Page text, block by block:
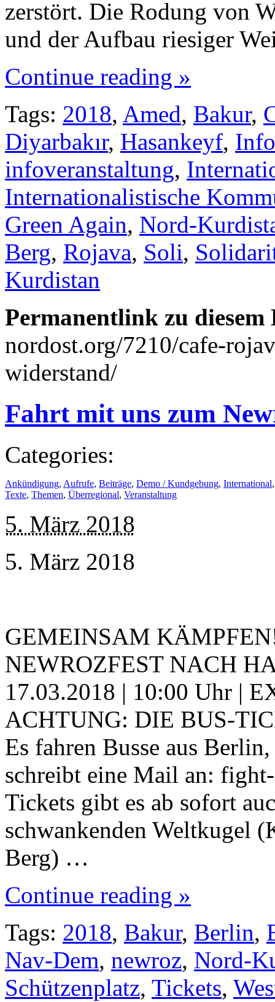
zerstört. Die Rodung von
und der Aufbau riesiger
Continue reading »
Tags: 2018, Amed, Bakur,
Diyarbakır, Hasankeyf,
infoveranstaltung,
Internationalistische
Green Again, Nord-
Berg, Rojava, Soli,
Kurdistan
Permanentlink zu
nordost.org/7210/cafe-
widerstand/
Fahrt mit uns zum
Categories:
Ankündigung, Aufrufe, Beiträge, Demo / Kundgebung, International
Texte, Themen, Überregional, Veranstaltung
5. März 2018
5. März 2018
GEMEINSAM
NEWROZFEST NACH
17.03.2018 | 10:00 Uhr |
ACHTUNG: DIE BUS-
Es fahren Busse aus
schreibt eine Mail an:
Tickets gibt es ab sofort
schwankenden Weltkugel
Berg) …
Continue reading »
Tags: 2018, Bakur, Berlin,
Nav-Dem, newroz, Nord-
Schützenplatz, Tickets,